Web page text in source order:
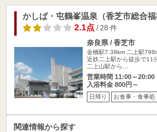
かしば・屯鶴峯温泉（香芝市総合福
2.1点/ 28 件
奈良県 / 香芝市
金橋駅7.39km 二上駅
近鉄二上駅から徒歩で11
二上山駅から…
営業時間 11:00～20:00
入浴料金 800円～
日帰り お食事・食事処
関連情報から探す